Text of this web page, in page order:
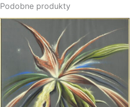
Podobne produkty